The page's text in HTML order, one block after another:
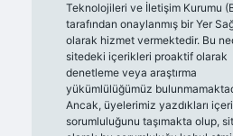
Teknolojileri ve İletişim Kurumu
tarafından onaylanmış bir Yer
olarak hizmet vermektedir. Bu
sitedeki içerikleri proaktif olarak
denetleme veya araştırma
yükümlülüğümüz
Ancak, üyelerimiz yazdıkları
sorumluluğunu taşımakta olup,